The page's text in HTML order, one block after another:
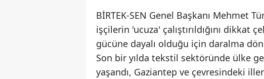
BİRTEK-SEN Genel Başkanı Mehmet
işçilerin 'ucuza' çalıştırıldığını dikkat
gücüne dayalı olduğu için daralma
Son bir yılda tekstil sektöründe ülke
yaşandı, Gaziantep ve çevresindeki